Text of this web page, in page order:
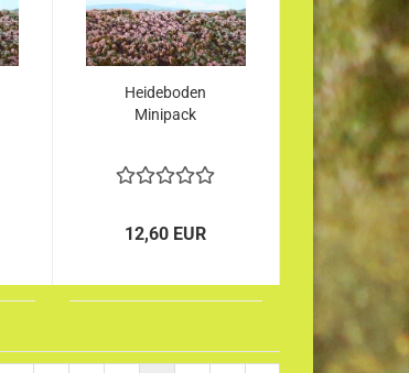
Heideboden
Minipack
12,60 EUR